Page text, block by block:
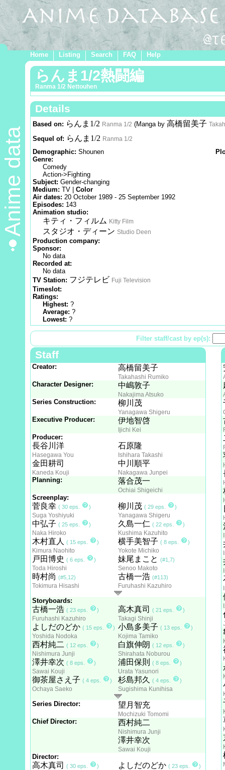
Home Listing Search FAQ Help
Anime data
らんま1/2熱闘編
Ranma 1/2 Nettouhen
Details
Based on: らんま1/2 Ranma 1/2 (Manga by 高橋留美子
Sequel of: らんま1/2 Ranma 1/2
Demographic: Shounen
Genre:
Comedy
Action->Fighting
Subject: Gender-changing
Medium: TV | Color
Air dates: 20 October 1989 - 25 September 1992
Episodes: 143
Animation studio:
キティ・フィルム Kitty Film
スタジオ・ディーン Studio Deen
Production company:
Sponsor:
No data
Recorded at:
No data
TV Station: フジテレビ Fuji Television
Timeslot:
Ratings:
Highest: ?
Average: ?
Lowest: ?
Filter staff/cast by ep(s):
Staff
Creator: 高橋留美子
Takahashi Rumiko
Character Designer: 中嶋敦子
Nakajima Atsuko
Series Construction: 柳川茂
Yanagawa Shigeru
Executive Producer: 伊地智啓
Ijichi Kei
Producer:
長谷川洋
Hasegawa You
金田耕司
Kaneda Kouji
石原隆
Ishihara Takashi
中川順平
Nakagawa Junpei
Planning: 落合茂一
Ochiai Shigeichi
Screenplay:
菅良幸 ( 30 eps. )
Suga Yoshiyuki
中弘子 ( 25 eps. )
Naka Hiroko
木村直人 ( 15 eps. )
Kimura Naohito
戸田博史 ( 6 eps. )
Toda Hiroshi
時村尚 (#5,12)
Tokimura Hisashi
柳川茂 ( 29 eps. )
Yanagawa Shigeru
久島一仁 ( 22 eps. )
Kushima Kazuhito
横手美智子 ( 8 eps. )
Yokote Michiko
妹尾まこと (#1,7)
Senoo Makoto
古橋一浩 (#113)
Furuhashi Kazuhiro
Storyboards:
古橋一浩 ( 23 eps. )
Furuhashi Kazuhiro
よしだのどか ( 15 eps. )
Yoshida Nodoka
西村純二 ( 12 eps. )
Nishimura Junji
澤井幸次 ( 8 eps. )
Sawai Kouji
御茶屋さえ子 ( 4 eps. )
Ochaya Saeko
高木真司 ( 21 eps. )
Takagi Shinji
小島多美子 ( 13 eps. )
Kojima Tamiko
白旗伸朗 ( 12 eps. )
Shirahata Noburou
浦田保則 ( 8 eps. )
Urata Yasunori
杉島邦久 ( 4 eps. )
Sugishima Kunihisa
Series Director: 望月智充
Mochizuki Tomomi
Chief Director: 西村純二
Nishimura Junji
澤井幸次
Sawai Kouji
Director:
高木真司 ( 30 eps. ) よしだのどか ( 23 eps. )